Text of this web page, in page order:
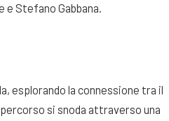
e Stefano Gabbana.
esplorando la connessione tra il
si snoda attraverso una